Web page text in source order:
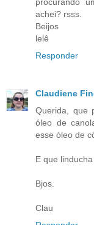
achei? rsss.
Beijos
lelê
Responder
Claudiene
Querida, que
óleo de
esse óleo de
E que
Bjos.
Clau